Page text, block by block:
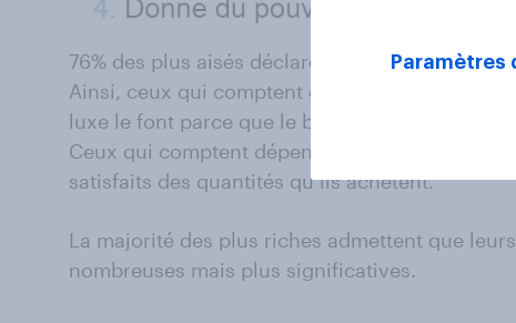
76% des plus aisés déclarent que le luxe est
Ainsi, ceux qui comptent dépenser moins
luxe le font parce que le besoin est réel
Ceux qui comptent dépenser le même montant
satisfaits des quantités qu’ils achètent.
La majorité des plus riches admettent que
nombreuses mais plus significatives.
Paramètres